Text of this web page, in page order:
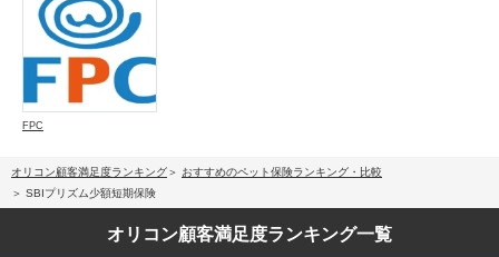
FPC
オリコン顧客満足度ランキング
おすすめのペット保険ランキング・比較
SBIプリズム少額短期保険
オリコン顧客満足度ランキング一覧